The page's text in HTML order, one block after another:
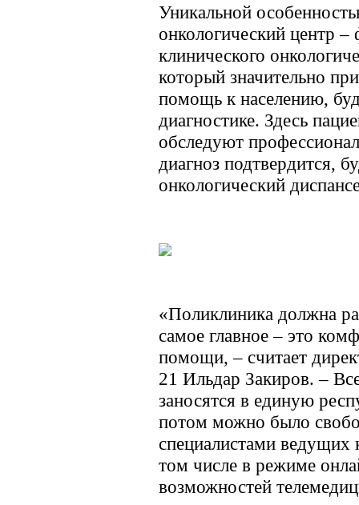
Уникальной
онкологический центр –
клинического
который значительно
помощь к населению,
диагностике. Здесь
обследуют
диагноз подтвердится,
онкологический
«Поликлиника должна
самое главное – это
помощи, – считает
21 Ильдар Закиров. –
заносятся в единую
потом можно было
специалистами ведущих
том числе в режиме
возможностей